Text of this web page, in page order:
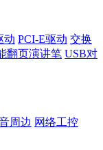
动 PCI-E驱动 交换
翻页演讲笔 USB对
周边 网络工控